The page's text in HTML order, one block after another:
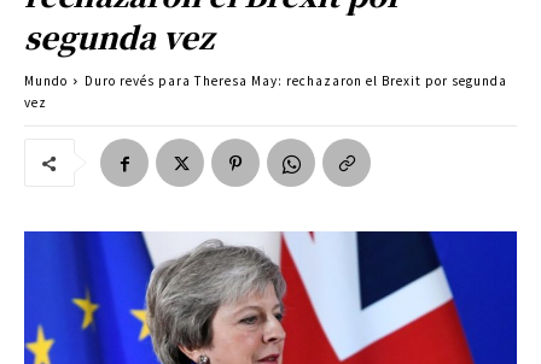
segunda vez
Mundo
Duro revés para Theresa May: rechazaron el Brexit por segunda
vez